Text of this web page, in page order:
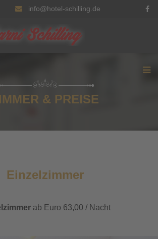
info@hotel-schilling.de
& PREISE
Einzelzimmer
ab Euro 63,00 / Nacht